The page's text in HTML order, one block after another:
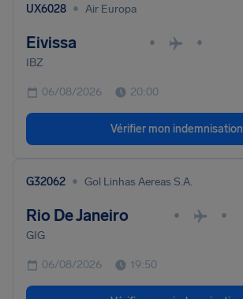
UX6028 • Air Europa
Eivissa • •
IBZ
06/08/2026 20:00
Vérifier mon indemnisation
G32062 • Gol Linhas Aereas S.A.
Rio De Janeiro • •
GIG
06/08/2026 19:50